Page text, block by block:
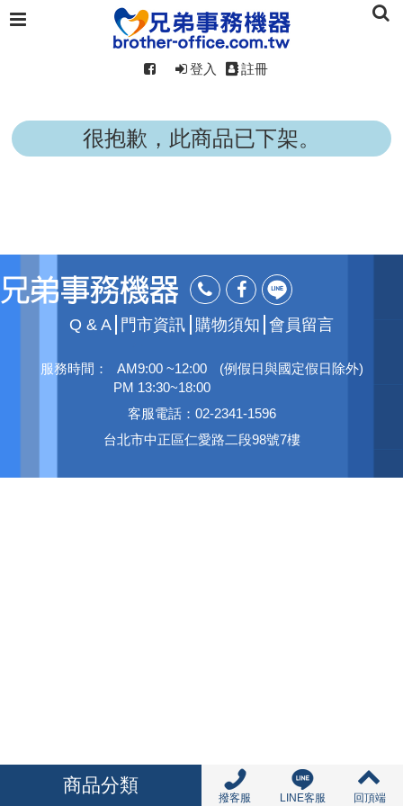
登入 註冊
很抱歉，此商品已下架。
回頂端
商品分類
撥客服 LINE客服
Q & A 門市資訊 購物須知 會員留言
服務時間：
AM9:00 ~12:00
PM 13:30~18:00
(例假日與國定假日除外)
客服電話：02-2341-1596
台北市中正區仁愛路二段98號7樓